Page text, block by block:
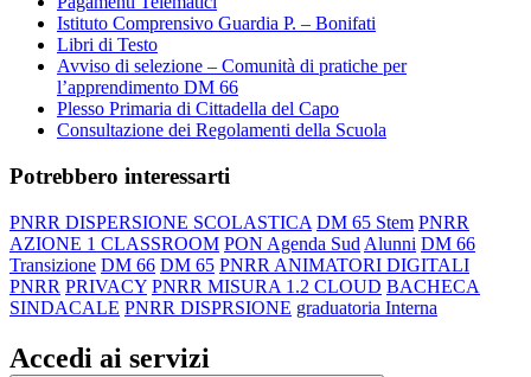
Istituto Comprensivo Guardia P. – Bonifati
Libri di Testo
Avviso di selezione – Comunità di pratiche per
l’apprendimento DM 66
Plesso Primaria di Cittadella del Capo
Consultazione dei Regolamenti della Scuola
Potrebbero interessarti
PNRR DISPERSIONE SCOLASTICA DM 65 Stem PNRR
AZIONE 1 CLASSROOM PON Agenda Sud Alunni DM 66
Transizione DM 66 DM 65 PNRR ANIMATORI DIGITALI
PNRR PRIVACY PNRR MISURA 1.2 CLOUD BACHECA
SINDACALE PNRR DISPRSIONE graduatoria Interna
Accedi ai servizi